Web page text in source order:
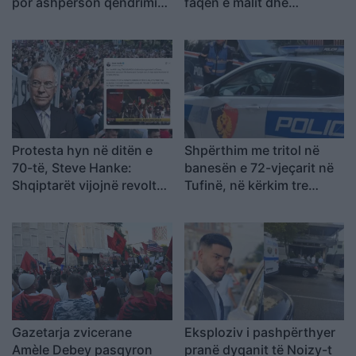
reformës territoriale
biznese
Protesta hyn në ditën e
70-të, Steve Hanke:
Shqiptarët vijojnë revoltën
Rama duhet të largohet
Shpërthim me tritol në
banesën e 72-vjeçarit në
Tufinë, në kërkim tre
Gazetarja zvicerane
Amèle Debey pasqyron
Eksploziv i pashpërthyer
pranë dyqanit të Noizy-t